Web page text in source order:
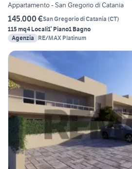
Appartamento - San Gregorio di Catania
145.000 €San Gregorio di Catania (CT)
115 mq4 Locali1° Piano1 Bagno
Agenzia
RE/MAX Platinum